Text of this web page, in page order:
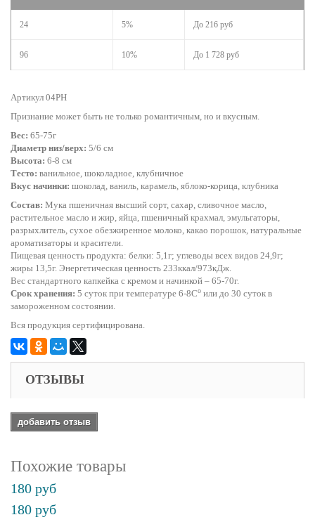
24 5% До 216 руб
96 10% До 1 728 руб
Артикул 04PH
Признание может быть не только романтичным, но и вкусным.
Вес: 65-75г
Диаметр низ/верх: 5/6 см
Высота: 6-8 см
Тесто: ванильное, шоколадное, клубничное
Вкус начинки: шоколад, ваниль, карамель, яблоко-корица, клубника
Состав: Мука пшеничная высший сорт, сахар, сливочное масло,
растительное масло и жир, яйца, пшеничный крахмал, эмульгаторы,
разрыхлитель, сухое обезжиренное молоко, какао порошок, натуральные
ароматизаторы и красители.
Пищевая ценность продукта: белки: 5,1г; углеводы всех видов 24,9г;
жиры 13,5г. Энергетическая ценность 233ккал/973кДж.
Вес стандартного капкейка с кремом и начинкой – 65-70г.
Срок хранения: 5 суток при температуре 6-8Сo или до 30 суток в
замороженном состоянии.
Вся продукция сертифицирована.
ОТЗЫВЫ
добавить отзыв
Похожие товары
180 руб
180 руб